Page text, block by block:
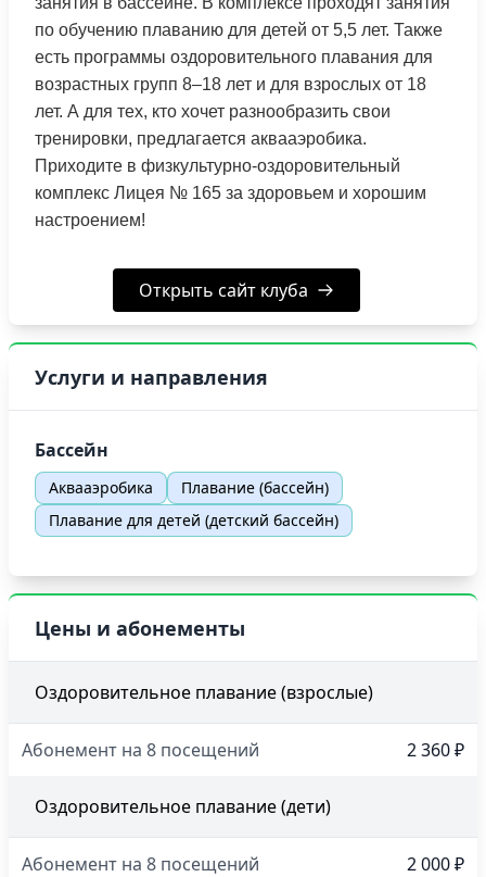
по обучению плаванию для детей от 5,5 лет. Также
есть программы оздоровительного плавания для
возрастных групп 8–18 лет и для взрослых от 18
лет. А для тех, кто хочет разнообразить свои
тренировки, предлагается аквааэробика.
Приходите в физкультурно-оздоровительный
комплекс Лицея № 165 за здоровьем и хорошим
настроением!
Открыть сайт клуба
Услуги и направления
Бассейн
Аквааэробика
Плавание (бассейн)
Плавание для детей (детский бассейн)
Цены и абонементы
Оздоровительное плавание (взрослые)
Абонемент на 8 посещений 2 360 ₽
Оздоровительное плавание (дети)
Абонемент на 8 посещений 2 000 ₽